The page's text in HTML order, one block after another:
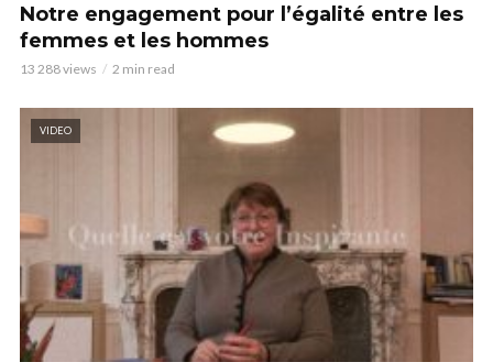
Notre engagement pour l’égalité entre les
femmes et les hommes
13 288 views 2 min read
VIDEO